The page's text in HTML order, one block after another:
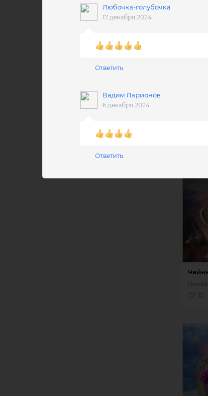
Любочка-голубочка
17 декабря 2024
Ответить
Вадим Ларионов
6 декабря 2024
Ответить